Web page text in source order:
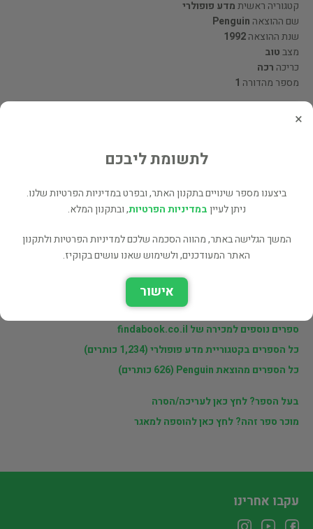
קטגוריה ראשיתמדע פופולרי
שם ההוצאה Penguin
שנת ההוצאה1992
מצבטוב
כריכה רכה
מספר מהדורה 1
מוכרי findabook.co.il
ספרים נוספים למכירה של findabook.co.il
כל הספרים בקטגוריית מדע פופולרי (1,234 כותרים)
כל הספרים מהוצאת Penguin (626 כותרים)
בעל הספר? לחץ כאן לעריכה/הסרה
מוכר ספר זהה? לחץ כאן להוספה למאגר
×
לתשומת ליבכם
ביצענו מספר שינויים בתקנון האתר, ובפרט במדיניות הפרטיות שלנו.
ניתן לעייןבמדיניות הפרטיות, ובתקנון המלא.
המשך הגלישה באתר, מהווה הסכמה שלכם למדיניות הפרטיות ולתקנון
האתר המעודכנים, ולשימוש שאנו עושים בקוקיז.
אישור
עקבו אחרינו